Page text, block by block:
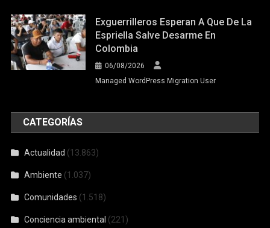
Exguerrilleros Esperan A Que De La
Espriella Salve Desarme En
Colombia
06/08/2026
Managed WordPress Migration User
CATEGORÍAS
Actualidad (13.863)
Ambiente (1.037)
Comunidades (1.518)
Conciencia ambiental (221)